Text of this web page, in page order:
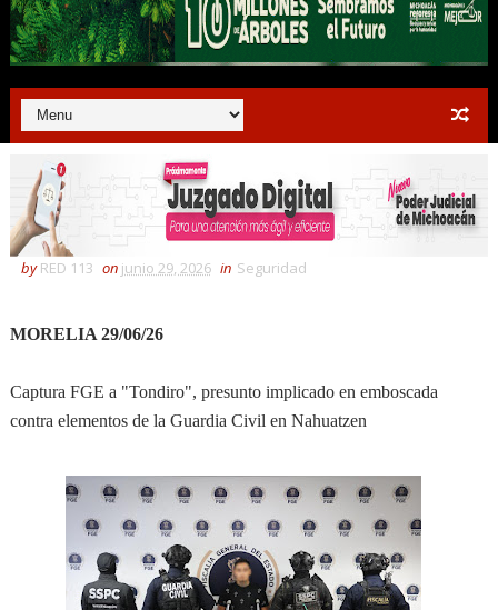
by RED 113 on junio 29, 2026 in Seguridad
MORELIA 29/06/26
Captura FGE a "Tondiro", presunto implicado en emboscada
contra elementos de la Guardia Civil en Nahuatzen